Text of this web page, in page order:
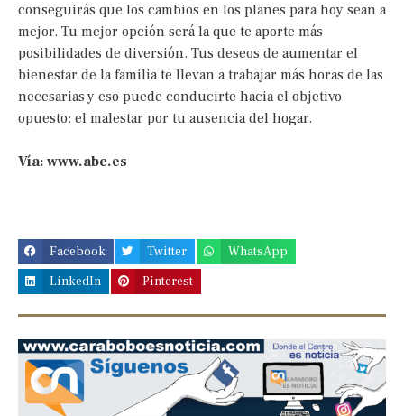
conseguirás que los cambios en los planes para hoy sean a
mejor. Tu mejor opción será la que te aporte más
posibilidades de diversión. Tus deseos de aumentar el
bienestar de la familia te llevan a trabajar más horas de las
necesarias y eso puede conducirte hacia el objetivo
opuesto: el malestar por tu ausencia del hogar.
Vía: www.abc.es
Facebook Twitter
WhatsApp
LinkedIn
Pinterest
Previous
slide
Next
slide